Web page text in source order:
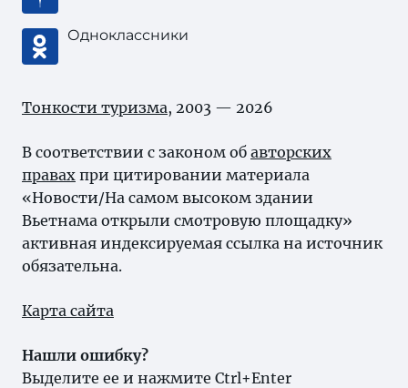
Одноклассники
Тонкости туризма, 2003 — 2026
В соответствии с законом об авторских
правах при цитировании материала
«Новости/На самом высоком здании
Вьетнама открыли смотровую площадку»
активная индексируемая ссылка на источник
обязательна.
Карта сайта
Нашли ошибку?
Выделите ее и нажмите Ctrl+Enter